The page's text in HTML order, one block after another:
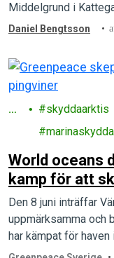
Middelgrund i
Daniel Bengtsson
Ha
skyddaarktis
World oceans
kamp för att
Den 8 juni inträffar
uppmärksamma och
har kämpat för